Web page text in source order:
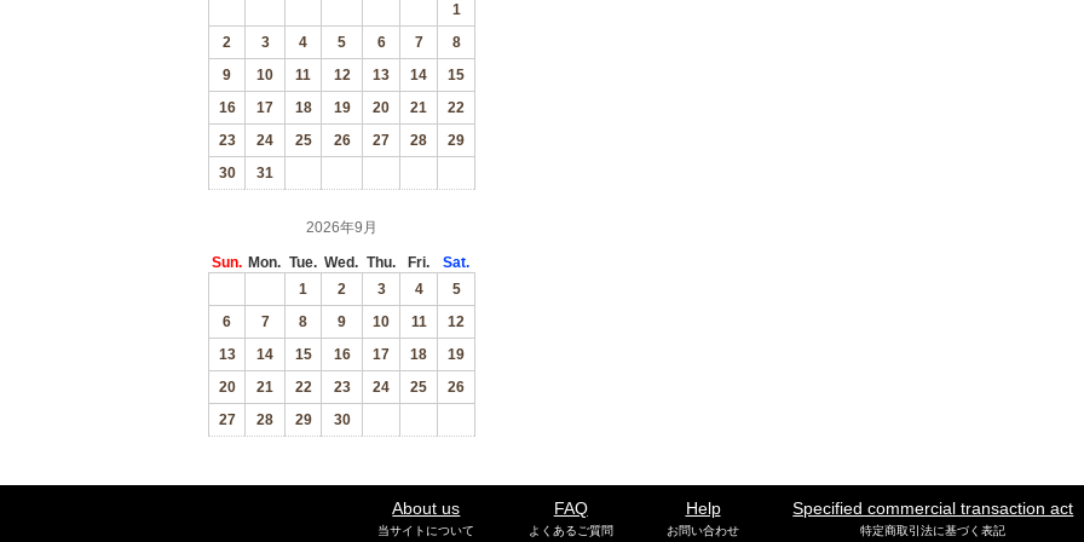
1
2
3 4 5 6 7
8
9
10 11 12 13 14
15
16
17 18 19 20 21
22
23
24 25 26 27 28
29
30
31
2026年9月
Sun. Mon. Tue. Wed. Thu. Fri.
Sat.
1
2 3 4
5
6
7 8 9 10 11
12
13
14 15 16 17 18
19
20
21 22 23 24 25
26
27
28 29 30
About us
当サイトについて
FAQ
よくあるご質問
Help
お問い合わせ
Specified commercial transaction act
特定商取引法に基づく表記